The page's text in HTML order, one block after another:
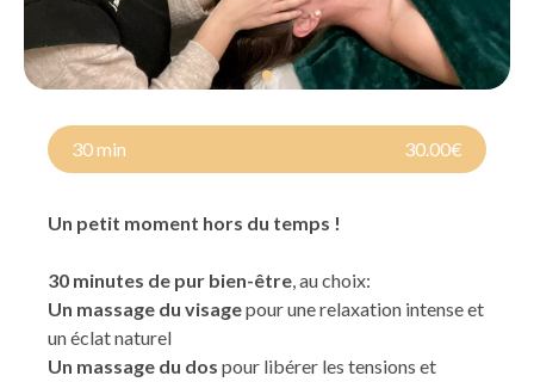
30 min 30.00€
Un petit moment hors du temps !
30 minutes de pur bien-être, au choix:
Un massage du visagepour une relaxation intense et
un éclat naturel
Un massage du dos pour libérer les tensions et